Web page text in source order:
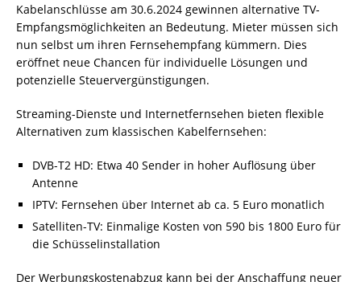
Kabelanschlüsse am 30.6.2024 gewinnen alternative TV-
Empfangsmöglichkeiten an Bedeutung. Mieter müssen sich
nun selbst um ihren Fernsehempfang kümmern. Dies
eröffnet neue Chancen für individuelle Lösungen und
potenzielle Steuervergünstigungen.
Streaming-Dienste und Internetfernsehen bieten flexible
Alternativen zum klassischen Kabelfernsehen:
DVB-T2 HD: Etwa 40 Sender in hoher Auflösung über
Antenne
IPTV: Fernsehen über Internet ab ca. 5 Euro monatlich
Satelliten-TV: Einmalige Kosten von 590 bis 1800 Euro für
die Schüsselinstallation
Der Werbungskostenabzug kann bei der Anschaffung neuer